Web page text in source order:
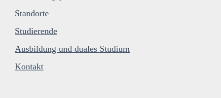
Standorte
Studierende
Ausbildung und duales Studium
Kontakt